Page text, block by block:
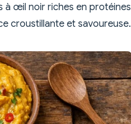
à œil noir riches en protéines
croustillante et savoureuse.